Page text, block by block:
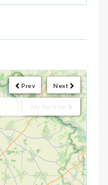
Next
Prev
My Position